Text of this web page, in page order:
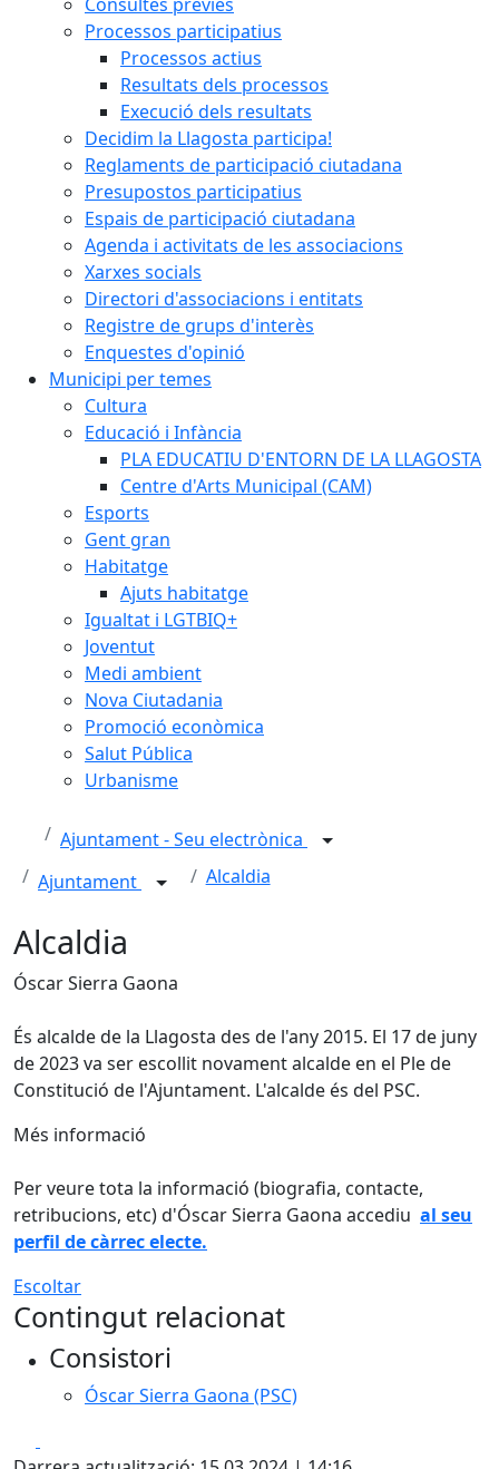
Processos participatius
Processos actius
Resultats dels processos
Execució dels resultats
Decidim la Llagosta participa!
Reglaments de participació ciutadana
Presupostos participatius
Espais de participació ciutadana
Agenda i activitats de les associacions
Xarxes socials
Directori d'associacions i entitats
Registre de grups d'interès
Enquestes d'opinió
Municipi per temes
Cultura
Educació i Infància
PLA EDUCATIU D'ENTORN DE LA LLAGOSTA
Centre d'Arts Municipal (CAM)
Esports
Gent gran
Habitatge
Ajuts habitatge
Igualtat i LGTBIQ+
Joventut
Medi ambient
Nova Ciutadania
Promoció econòmica
Salut Pública
Urbanisme
Ajuntament - Seu electrònica
Ajuntament
Alcaldia
Alcaldia
Óscar Sierra Gaona
És alcalde de la Llagosta des de l'any 2015. El 17 de juny
de 2023 va ser escollit novament alcalde en el Ple de
Constitució de l'Ajuntament. L'alcalde és del PSC.
Més informació
Per veure tota la informació (biografia, contacte,
retribucions, etc) d'Óscar Sierra Gaona accediu al seu
perfil de càrrec electe.
Escoltar
Contingut relacionat
Consistori
Óscar Sierra Gaona (PSC)